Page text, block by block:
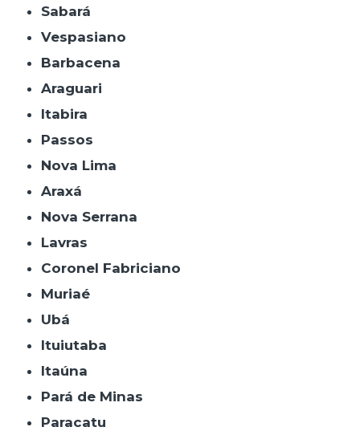
Sabará
Vespasiano
Barbacena
Araguari
Itabira
Passos
Nova Lima
Araxá
Nova Serrana
Lavras
Coronel Fabriciano
Muriaé
Ubá
Ituiutaba
Itaúna
Pará de Minas
Paracatu